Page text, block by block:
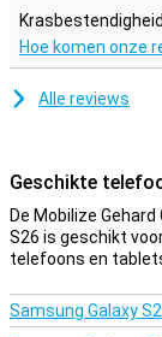
Hoe komen onze
Alle reviews
Geschikte
De Mobilize
S26 is geschikt
telefoons en
Samsung Galaxy